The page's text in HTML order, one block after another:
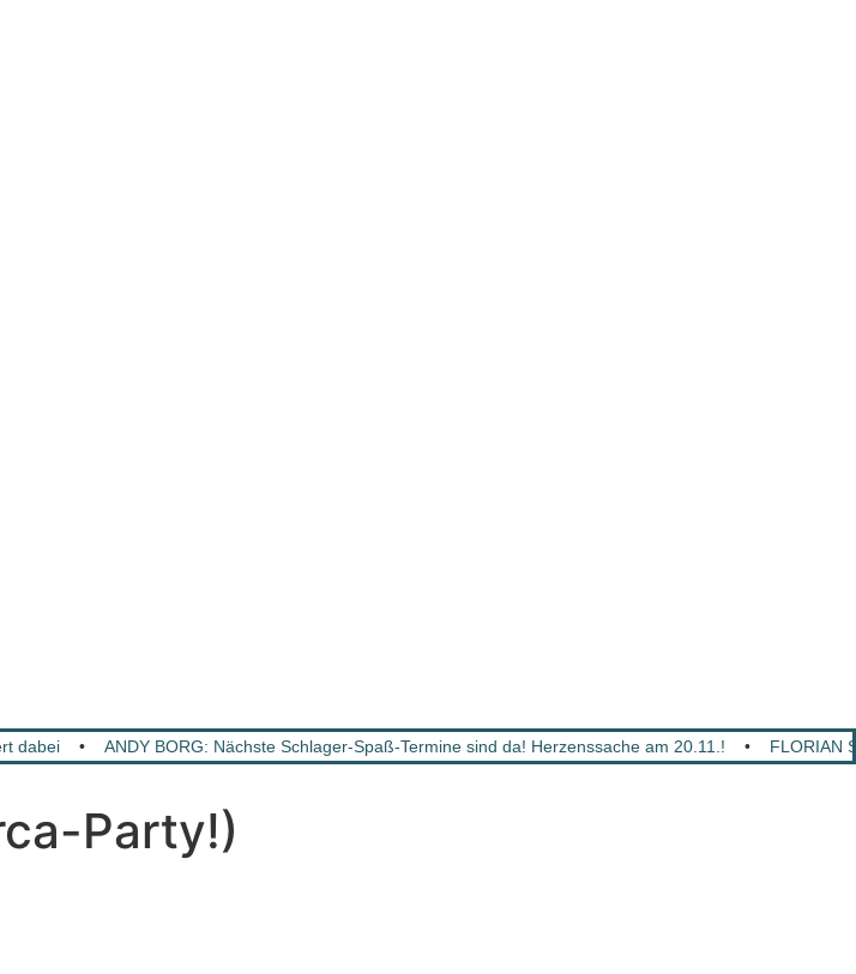
dabei • ANDY BORG: Nächste Schlager-Spaß-Termine sind da! Herzenssache am 20.11.! • FLORIAN
Party!)